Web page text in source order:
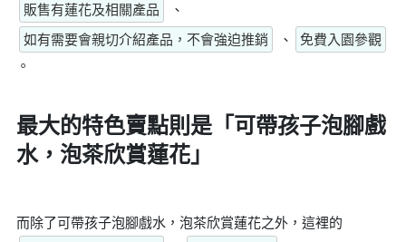
販售有蓮花及相關產品
、
如有需要會親切介紹產品，不會強迫推銷
、
免費入園參觀
。
最大的特色賣點則是「可帶孩子泡腳戲
水，泡茶欣賞蓮花」
而除了可帶孩子泡腳戲水，泡茶欣賞蓮花之外，這裡的